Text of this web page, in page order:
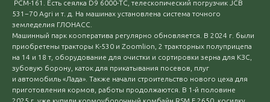
РСМ-161. Есть сеялка D9 6000-ТС, телескопический погрузчик JСВ
531−70 Agri и т. д. На машинах установлена система точного
земледелия ГЛОНАСС.
Машинный парк кооператива регулярно обновляется. В 2024 г. были
приобретены тракторы К-530 и Zoomlion, 2 тракторных полуприцепа
на 14 и 18 т, оборудование для очистки и сортировки зерна для КЗС,
зубовую борону, каток для прикатывания посевов, плуг
и автомобиль «Лада». Также начали строительство нового цеха для
приготовления кормов, работы продолжаются. В 1-й половине